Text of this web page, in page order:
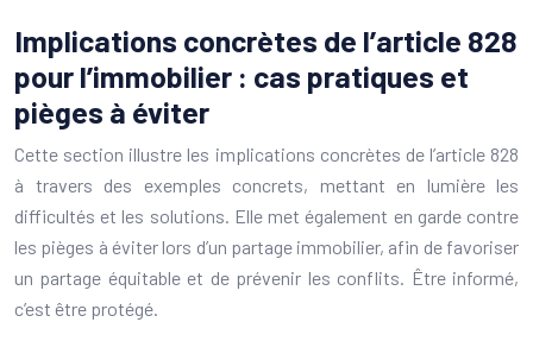
Implications concrètes de l’article 828
pour l’immobilier : cas pratiques et
pièges à éviter
Cette section illustre les implications concrètes de l’article 828
à travers des exemples concrets, mettant en lumière les
difficultés et les solutions. Elle met également en garde contre
les pièges à éviter lors d’un partage immobilier, afin de favoriser
un partage équitable et de prévenir les conflits. Être informé,
c’est être protégé.